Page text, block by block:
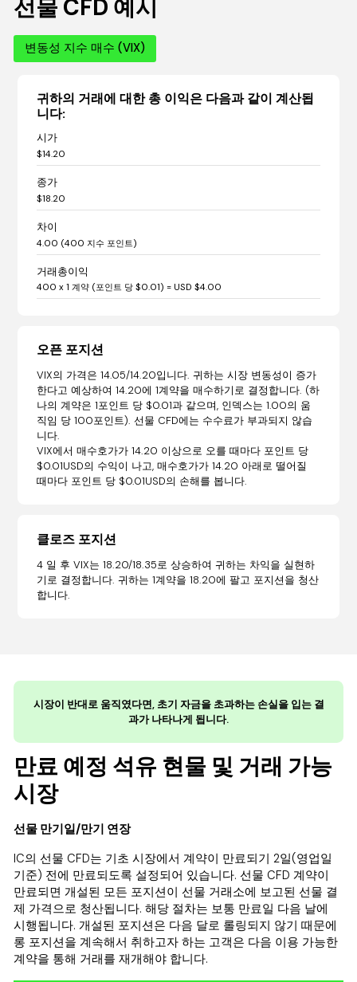
선물 CFD 예시
변동성 지수 매수 (VIX)
귀하의 거래에 대한 총 이익은 다음과 같이 계산됩
니다:
시가
$14.20
종가
$18.20
차이
4.00 (400 지수 포인트)
거래총이익
400 x 1 계약 (포인트 당 $0.01) = USD $4.00
오픈 포지션
VIX의 가격은 14.05/14.20입니다. 귀하는 시장 변동성이 증가
한다고 예상하여 14.20에 1계약을 매수하기로 결정합니다. (하
나의 계약은 1포인트 당 $0.01과 같으며, 인덱스는 1.00의 움
직임 당 100포인트). 선물 CFD에는 수수료가 부과되지 않습
니다.
VIX에서 매수호가가 14.20 이상으로 오를 때마다 포인트 당
$0.01USD의 수익이 나고, 매수호가가 14.20 아래로 떨어질
때마다 포인트 당 $0.01USD의 손해를 봅니다.
클로즈 포지션
4 일 후 VIX는 18.20/18.35로 상승하여 귀하는 차익을 실현하
기로 결정합니다. 귀하는 1계약을 18.20에 팔고 포지션을 청산
합니다.
시장이 반대로 움직였다면, 초기 자금을 초과하는 손실을 입는 결
과가 나타나게 됩니다.
만료 예정 석유 현물 및 거래 가능
시장
선물 만기일/만기 연장
IC의 선물 CFD는 기초 시장에서 계약이 만료되기 2일(영업일
기준) 전에 만료되도록 설정되어 있습니다. 선물 CFD 계약이
만료되면 개설된 모든 포지션이 선물 거래소에 보고된 선물 결
제 가격으로 청산됩니다. 해당 절차는 보통 만료일 다음 날에
시행됩니다. 개설된 포지션은 다음 달로 롤링되지 않기 때문에
롱 포지션을 계속해서 취하고자 하는 고객은 다음 이용 가능한
계약을 통해 거래를 재개해야 합니다.